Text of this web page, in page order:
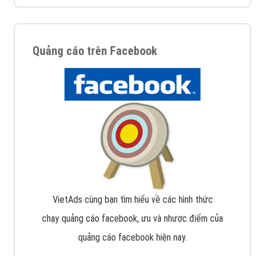
Quảng cáo trên Facebook
VietAds cùng bạn tìm hiểu về các hình thức
chạy quảng cáo facebook, ưu và nhược điểm của
quảng cáo facebook hiện nay.